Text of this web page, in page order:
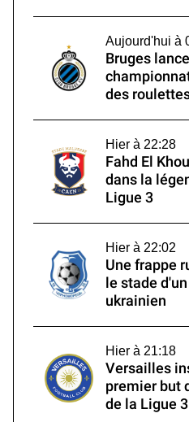
Aujourd'hui à
Bruges
des
Hier à 22:28
Fahd El
dans la
Ligue 3
Hier à 22:02
Une frappe
le stade
ukrainien
Hier à 21:18
Versailles
premier but
de la Ligue 3